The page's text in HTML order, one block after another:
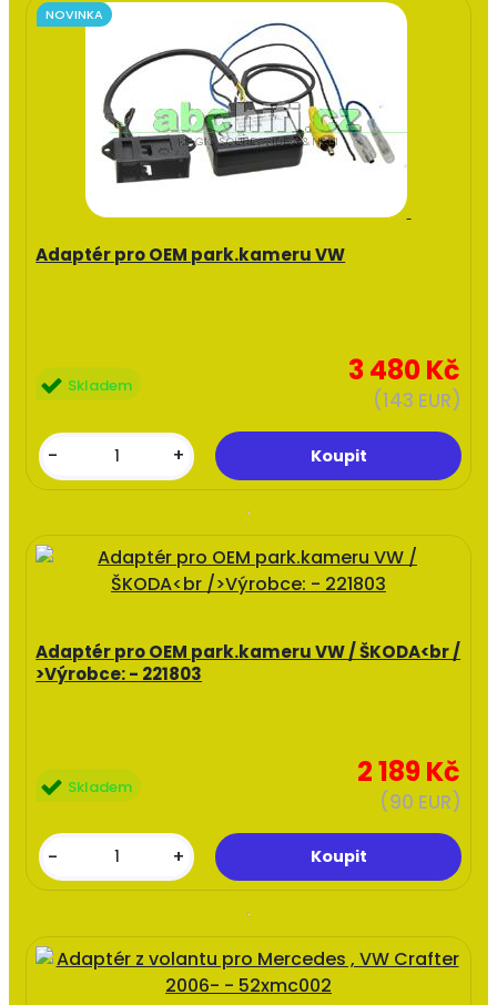
Adaptér pro OEM park.kameru VW
3 480 Kč
(143 EUR)
Skladem
- +
NOVINKA
Adaptér pro OEM park.kameru VW / ŠKODA<br /
>Výrobce: - 221803
2 189 Kč
(90 EUR)
Skladem
- +